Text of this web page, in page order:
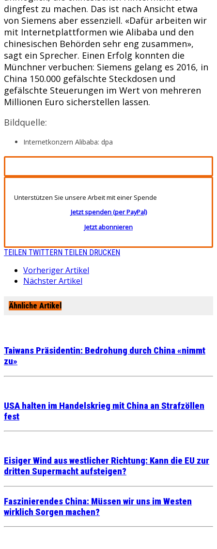
dingfest zu machen. Das ist nach Ansicht etwa
von Siemens aber essenziell. «Dafür arbeiten wir
mit Internetplattformen wie Alibaba und den
chinesischen Behörden sehr eng zusammen»,
sagt ein Sprecher. Einen Erfolg konnten die
Münchner verbuchen: Siemens gelang es 2016, in
China 150.000 gefälschte Steckdosen und
gefälschte Steuerungen im Wert von mehreren
Millionen Euro sicherstellen lassen.
Bildquelle:
Internetkonzern Alibaba: dpa
Unterstützen Sie unsere Arbeit mit einer Spende
Jetzt spenden (per PayPal)
Jetzt abonnieren
TEILEN TWITTERN TEILEN DRUCKEN
Vorheriger Artikel
Nächster Artikel
Ähnliche Artikel
Taiwans Präsidentin: Bedrohung durch China «nimmt
zu»
USA halten im Handelskrieg mit China an Strafzöllen
fest
Eisiger Wind aus westlicher Richtung: Kann die EU zur
dritten Supermacht aufsteigen?
Faszinierendes China: Müssen wir uns im Westen
wirklich Sorgen machen?